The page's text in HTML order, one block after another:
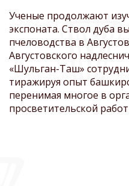
Ученые продолжают
экспоната. Ствол дуба
пчеловодства в
Августовского
«Шульган-Таш»
тиражируя опыт
перенимая многое в
просветительской